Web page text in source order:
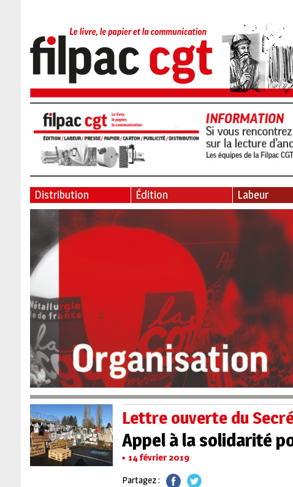
Distribution Édition Labeur
Lettre ouverte du
Appel à la solidarité
14 février 2019
Partagez :